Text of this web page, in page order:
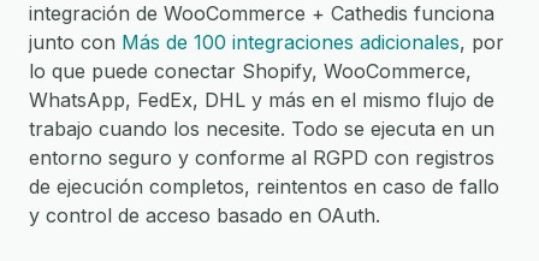
integración de WooCommerce + Cathedis funciona
junto con Más de 100 integraciones adicionales, por
lo que puede conectar Shopify, WooCommerce,
WhatsApp, FedEx, DHL y más en el mismo flujo de
trabajo cuando los necesite. Todo se ejecuta en un
entorno seguro y conforme al RGPD con registros
de ejecución completos, reintentos en caso de fallo
y control de acceso basado en OAuth.